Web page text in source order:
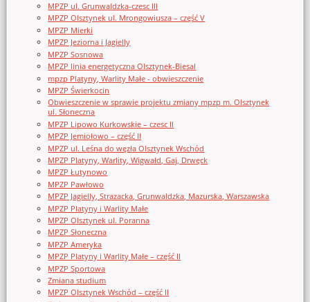
MPZP ul. Grunwaldzka-czesc III
MPZP Olsztynek ul. Mrongowiusza – część V
MPZP Mierki
MPZP Jeziorna i Jagielly
MPZP Sosnowa
MPZP linia energetyczna Olsztynek-Biesal
mpzp Platyny, Warlity Małe - obwieszczenie
MPZP Świerkocin
Obwieszczenie w sprawie projektu zmiany mpzp m. Olsztynek
ul. Słoneczna
MPZP Lipowo Kurkowskie – czesc II
MPZP Jemiołowo – część II
MPZP ul. Leśna do węzła Olsztynek Wschód
MPZP Platyny, Warlity, Wigwałd, Gaj, Drwęck
MPZP Łutynowo
MPZP Pawłowo
MPZP Jagielly, Strazacka, Grunwaldzka, Mazurska, Warszawska
MPZP Platyny i Warlity Małe
MPZP Olsztynek ul. Poranna
MPZP Słoneczna
MPZP Ameryka
MPZP Platyny i Warlity Małe – część II
MPZP Sportowa
Zmiana studium
MPZP Olsztynek Wschód – część II